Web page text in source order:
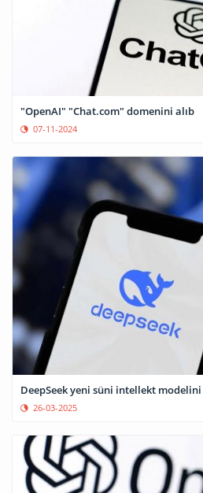
"OpenAI" "Chat.com" domenini alıb
07-11-2024
DeepSeek yeni süni intellekt
26-03-2025